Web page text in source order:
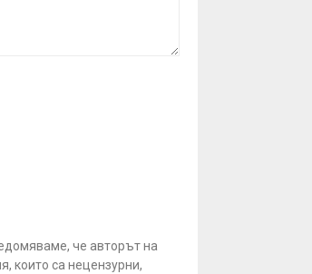
че авторът на
които са нецензурни,